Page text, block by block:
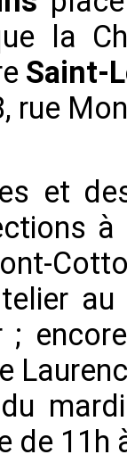
la
Saint-
rue
et
au
de 11h